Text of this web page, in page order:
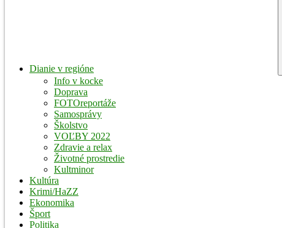
Dianie v regióne
Info v kocke
Doprava
FOTOreportáže
Samosprávy
Školstvo
VOĽBY 2022
Zdravie a relax
Životné prostredie
Kultminor
Kultúra
Krimi/HaZZ
Ekonomika
Šport
Politika